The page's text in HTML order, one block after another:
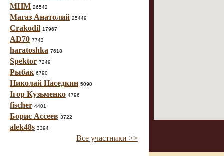
МНМ 26542
Магаз Анатолий 25449
Crakodil 17967
AD70 7743
haratoshka 7618
Spektor 7249
Рыбак 6790
Николай Наседкин 5090
Ігор Кузьменко 4796
fischer 4401
Борис Ассеев 3722
alek48s 3394
Все участники >>